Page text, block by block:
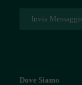
Dove Siamo